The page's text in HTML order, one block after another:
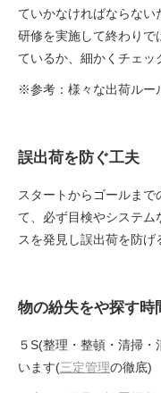
ていかなければならない
研修を実施して終わりで
ているか、細かくチェッ
※参考：様々な出荷ルー
誤出荷を防ぐ工夫
スタートからゴールま
て、必ず目検やシステム
スを発見し誤出荷を防げ
物の紛失をや探す時
５S(整理・整頓・清掃
います(三定管理の徹底)